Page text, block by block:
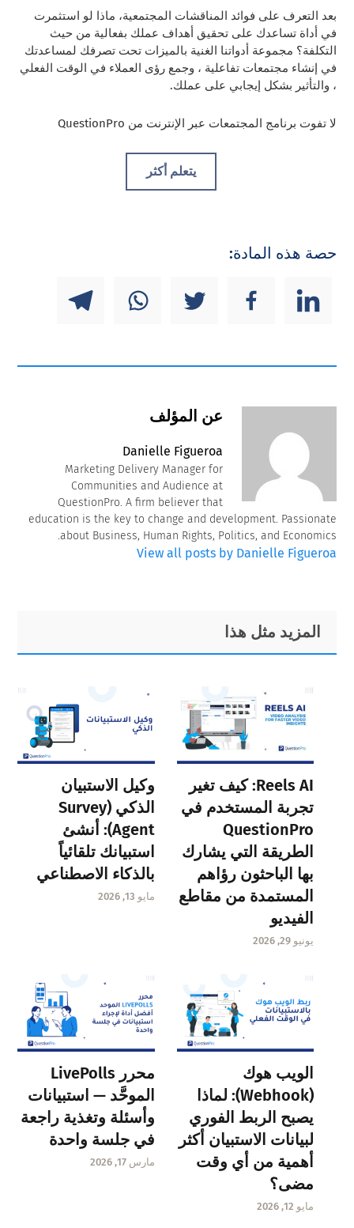
بعد التعرف على فوائد المناقشات المجتمعية، ماذا لو استثمرت
في أداة تساعدك على تحقيق أهداف عملك بفعالية من حيث
التكلفة؟ مجموعة أدواتنا الغنية بالميزات تحت تصرفك لمساعدتك
في إنشاء مجتمعات تفاعلية ، وجمع رؤى العملاء في الوقت الفعلي
، والتأثير بشكل إيجابي على عملك.
لا تفوت برنامج المجتمعات عبر الإنترنت من QuestionPro
يتعلم أكثر
حصة هذه المادة:
عن المؤلف
Danielle Figueroa
Marketing Delivery Manager for
Communities and Audience at
QuestionPro. A firm believer that
education is the key to change and development. Passionate
about Business, Human Rights, Politics, and Economics.
View all posts by Danielle Figueroa
Primary
Sidebar
Footer
المزيد مثل هذا
Reels AI: كيف تغير
تجربة المستخدم في
QuestionPro
الطريقة التي يشارك
بها الباحثون رؤاهم
المستمدة من مقاطع
الفيديو
يونيو 29, 2026
وكيل الاستبيان
الذكي (Survey
Agent): أنشئ
استبيانك تلقائياً
بالذكاء الاصطناعي
مايو 13, 2026
الويب هوك
(Webhook): لماذا
يصبح الربط الفوري
لبيانات الاستبيان أكثر
أهمية من أي وقت
مضى؟
مايو 12, 2026
محرر LivePolls
الموحَّد — استبيانات
وأسئلة وتغذية راجعة
في جلسة واحدة
مارس 17, 2026